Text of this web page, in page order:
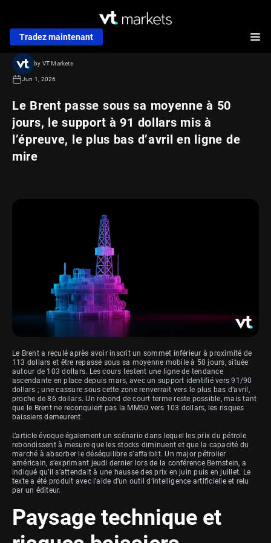
Tradez maintenant
Le Brent passe sous sa moyenne à 50
jours, le support à 91 dollars mis à
l’épreuve, le plus bas d’avril en ligne de
mire
by VT Markets
Jun 1, 2026
Le Brent a reculé après avoir inscrit un sommet inférieur à proximité de
113 dollars et être repassé sous sa moyenne mobile à 50 jours, située
autour de 103 dollars. Les cours testent une ligne de tendance
ascendante en place depuis mars, avec un support identifié vers 91/90
dollars ; une cassure sous cette zone renverrait vers le plus bas d’avril,
proche de 86 dollars. Un rebond de court terme reste possible, mais tant
que le Brent ne reconquiert pas la MM50 vers 103 dollars, les risques
baissiers demeurent.
L’article évoque également un scénario dans lequel les prix du pétrole
rebondissent à mesure que les stocks diminuent et que la capacité du
marché à absorber le déséquilibre s’affaiblit. Un major pétrolier
américain, s’exprimant jeudi dernier lors de la conférence Bernstein, a
indiqué qu’il s’attendait à une hausse des prix en juin puis en juillet. Le
texte a été produit avec l’aide d’un outil d’intelligence artificielle et relu
par un éditeur.
Paysage technique et